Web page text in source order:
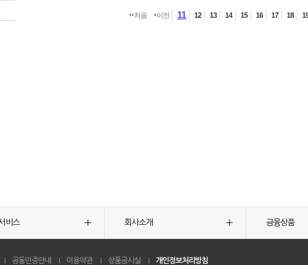
처음 이전 11 12 13 14 15 16 17 18
비스 회사소개 금융상품
공동인증안내 이용약관 상품공시실 개인정보처리방침